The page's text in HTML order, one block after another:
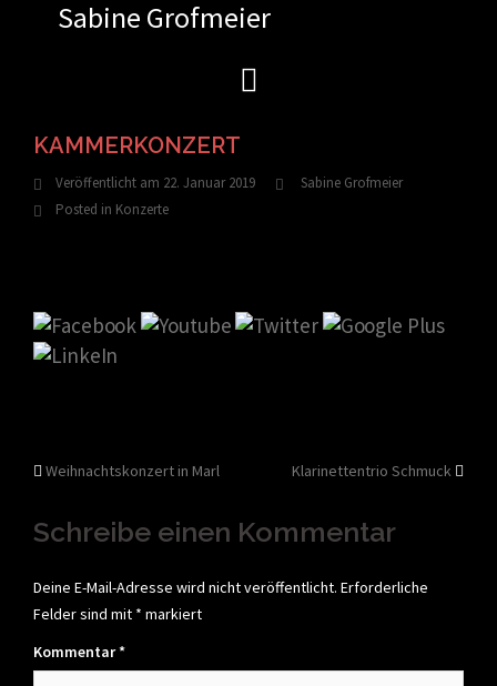
Sabine Grofmeier
KAMMERKONZERT
Veröffentlicht am 22. Januar 2019
Sabine Grofmeier
Posted in Konzerte
Beitragsnavigation
Weihnachtskonzert in Marl Klarinettentrio Schmuck
Schreibe einen Kommentar
Deine E-Mail-Adresse wird nicht veröffentlicht. Erforderliche
Felder sind mit * markiert
Kommentar*